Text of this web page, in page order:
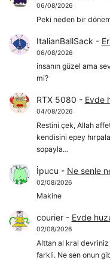
06/08/2026
Peki neden bir
ItalianBallSack -
06/08/2026
insanın güzel ama
mi?
RTX 5080 - Evde
04/08/2026
Restini çek, Allah
kendisini epey
sopayla…
İpucu - Ne senle
02/08/2026
Makine
courier- Evde
02/08/2026
Alttan al kral devriniz
farkli. Ne sen onun